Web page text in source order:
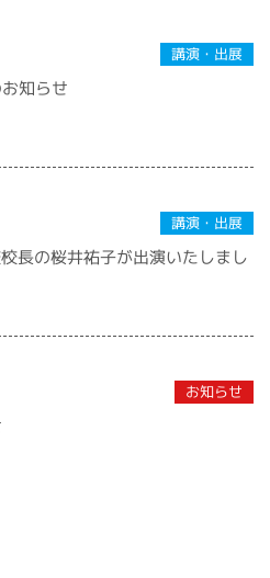
講演・出展
知らせ
講演・出展
長の桜井祐子が出演いたしまし
お知らせ